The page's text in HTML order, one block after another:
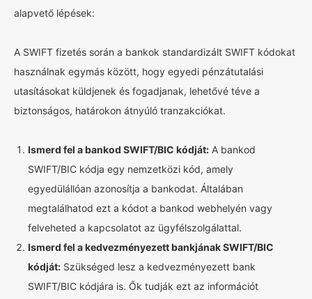
alapvető lépések:
A SWIFT fizetés során a bankok standardizált SWIFT kódokat
használnak egymás között, hogy egyedi pénzátutalási
utasításokat küldjenek és fogadjanak, lehetővé téve a
biztonságos, határokon átnyúló tranzakciókat.
Ismerd fel a bankod SWIFT/BIC kódját: A bankod
SWIFT/BIC kódja egy nemzetközi kód, amely
egyedülállóan azonosítja a bankodat. Általában
megtalálhatod ezt a kódot a bankod webhelyén vagy
felveheted a kapcsolatot az ügyfélszolgálattal.
Ismerd fel a kedvezményezett bankjának SWIFT/BIC
kódját: Szükséged lesz a kedvezményezett bank
SWIFT/BIC kódjára is. Ők tudják ezt az információt